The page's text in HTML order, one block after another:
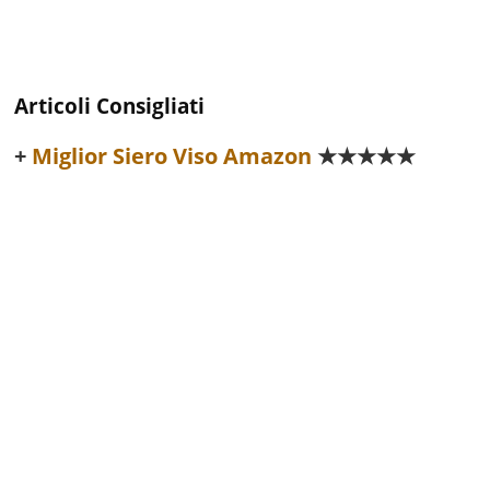
Articoli Consigliati
Miglior Siero Viso Amazon ★★★★★